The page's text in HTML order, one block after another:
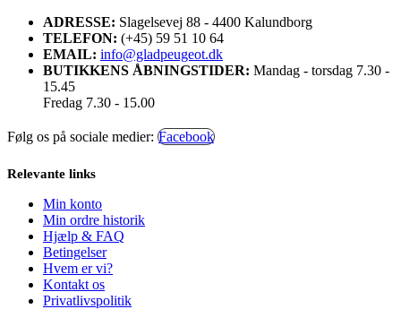
ADRESSE: Slagelsevej 88 - 4400 Kalundborg
TELEFON: (+45) 59 51 10 64
EMAIL: info@gladpeugeot.dk
BUTIKKENS ÅBNINGSTIDER: Mandag - torsdag 7.30 -
15.45
Fredag 7.30 - 15.00
Følg os på sociale medier: Facebook
Relevante links
Min konto
Min ordre historik
Hjælp & FAQ
Betingelser
Hvem er vi?
Kontakt os
Privatlivspolitik